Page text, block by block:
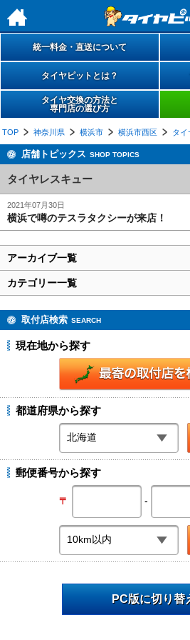
h
統一料金・直送について
タイヤピットとは？
タイヤ交換の方法と
専門店の選び方
TOP 神奈川県 横浜市 横浜市西区 タイ
店舗トピックス SHOP TOPICS
タイヤレスキュー
2021年07月30日
横浜で噂のテスラタクシーが来店！
アーカイブ一覧
カテゴリー一覧
取付店検索 SEARCH
現在地から探す
都道府県から探す
郵便番号から探す
〒 -
PC版に切り替